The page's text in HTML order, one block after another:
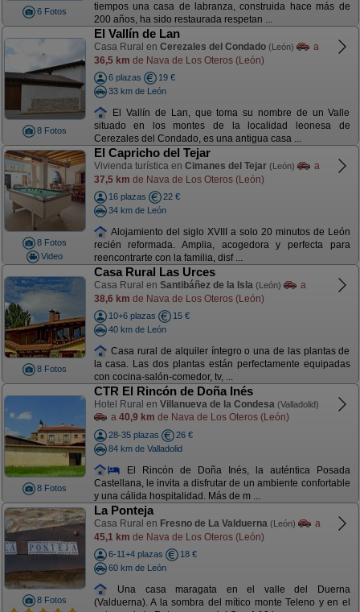
6 Fotos
tiempos una casa de labranza, construida hace más de
200 años, ha sido restaurada respetan ...
8 Fotos
El Vallín de Lan
Casa Rural en Cerezales del Condado (León)
a
36,5 km de Nava de Los Oteros (León)
6 plazas
19 €
33 km de León
El Vallín de Lan, que toma su nombre de un Valle
situado en los montes de la localidad leonesa de
Cerezales del Condado, es una antigua casa ...
8 Fotos
Video
El Capricho del Tejar
Vivienda turística en Cimanes del Tejar (León)
a
37,5 km de Nava de Los Oteros (León)
16 plazas
22 €
34 km de León
Alojamiento del siglo XVIII a solo 20 minutos de León
recién reformada. Amplia, acogedora y perfecta para
reencontrarte con la familia, disf ...
8 Fotos
Casa Rural Las Urces
Casa Rural en Santibáñez de la Isla (León)
a
38,6 km de Nava de Los Oteros (León)
10+6 plazas
15 €
40 km de León
Casa rural de alquiler íntegro o una de las plantas de
la casa. Las dos plantas están perfectamente equipadas
con cocina-salón-comedor, tv, ...
8 Fotos
CTR El Rincón de Doña Inés
Hotel Rural en Villanueva de la Condesa (Valladolid)
a 40,9 km de Nava de Los Oteros (León)
28-35 plazas
26 €
84 km de Valladolid
El Rincón de Doña Inés, la auténtica Posada
Castellana, le invita a disfrutar de un ambiente confortable
y una cálida hospitalidad. Más de m ...
8 Fotos
La Ponteja
Casa Rural en Fresno de La Valduerna (León)
a
45,1 km de Nava de Los Oteros (León)
6-11+4 plazas
18 €
60 km de León
Una casa maragata en el valle del Duerna
(Valduerna). A la sombra del mítico monte Teleno y en el